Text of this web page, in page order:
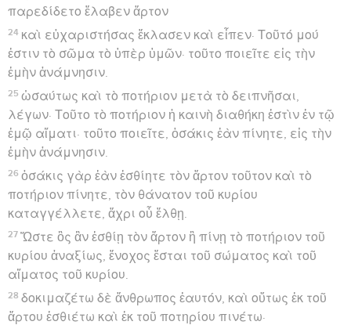
παρεδίδετο ἔλαβεν ἄρτον
24 καὶ εὐχαριστήσας ἔκλασεν καὶ εἶπεν· Τοῦτό μού
ἐστιν τὸ σῶμα τὸ ὑπὲρ ὑμῶν· τοῦτο ποιεῖτε εἰς τὴν
ἐμὴν ἀνάμνησιν.
25 ὡσαύτως καὶ τὸ ποτήριον μετὰ τὸ δειπνῆσαι,
λέγων· Τοῦτο τὸ ποτήριον ἡ καινὴ διαθήκη ἐστὶν ἐν τῷ
ἐμῷ αἵματι· τοῦτο ποιεῖτε, ὁσάκις ἐὰν πίνητε, εἰς τὴν
ἐμὴν ἀνάμνησιν.
26 ὁσάκις γὰρ ἐὰν ἐσθίητε τὸν ἄρτον τοῦτον καὶ τὸ
ποτήριον πίνητε, τὸν θάνατον τοῦ κυρίου
καταγγέλλετε, ἄχρι οὗ ἔλθῃ.
27 Ὥστε ὃς ἂν ἐσθίῃ τὸν ἄρτον ἢ πίνῃ τὸ ποτήριον τοῦ
κυρίου ἀναξίως, ἔνοχος ἔσται τοῦ σώματος καὶ τοῦ
αἵματος τοῦ κυρίου.
28 δοκιμαζέτω δὲ ἄνθρωπος ἑαυτόν, καὶ οὕτως ἐκ τοῦ
ἄρτου ἐσθιέτω καὶ ἐκ τοῦ ποτηρίου πινέτω·